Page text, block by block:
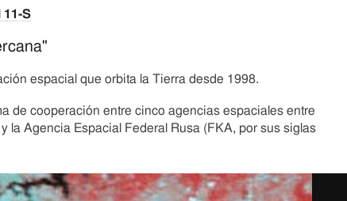
11-S
espacial que orbita la Tierra desde 1998.
de cooperación entre cinco agencias espaciales entre
la Agencia Espacial Federal Rusa (FKA, por sus siglas